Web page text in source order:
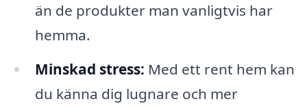
än de produkter man vanligtvis har
hemma.
Minskad stress: Med ett rent hem kan
du känna dig lugnare och mer